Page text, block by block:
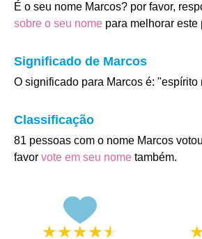
É o seu nome Marcos? por favor,
sobre o seu nome para melhorar este
Significado de Marcos
O significado para Marcos é: "espírito
Classificação
81 pessoas com o nome Marcos
favor vote em seu nome também.
★★★★★